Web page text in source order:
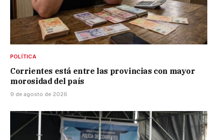
POLÍTICA
Corrientes está entre las provincias con mayor
morosidad del país
9 de agosto de 2026